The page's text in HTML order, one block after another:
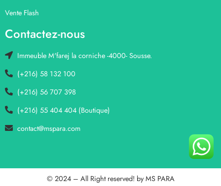
Vente Flash
Contactez-nous
Immeuble M'farej la corniche -4000- Sousse.
(+216) 58 132 100
(+216) 56 707 398
(+216) 55 404 404 (Boutique)
contact@mspara.com
© 2024 – All Right reserved! byMS PARA